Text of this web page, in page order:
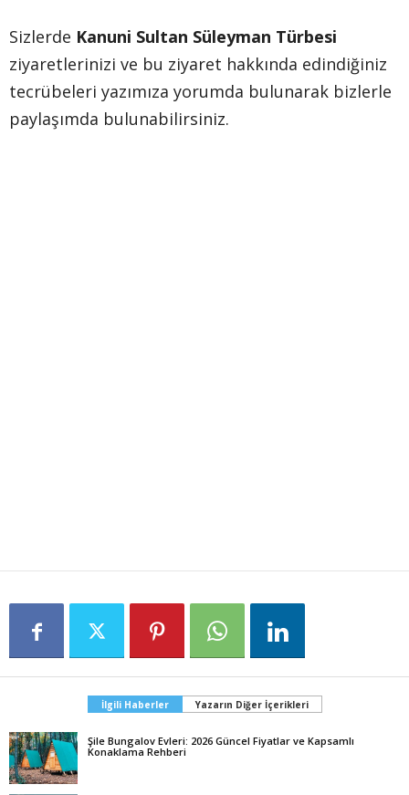
Sizlerde Kanuni Sultan Süleyman Türbesi
ziyaretlerinizi ve bu ziyaret hakkında edindiğiniz
tecrübeleri yazımıza yorumda bulunarak bizlerle
paylaşımda bulunabilirsiniz.
İlgili Haberler Yazarın Diğer İçerikleri
Şile Bungalov Evleri: 2026 Güncel Fiyatlar ve Kapsamlı
Konaklama Rehberi